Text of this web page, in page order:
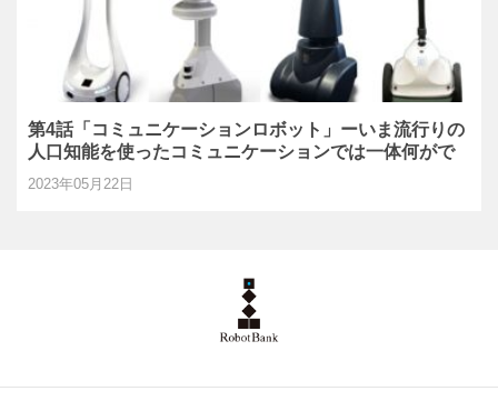
第4話「コミュニケーションロボット」ーいま流行りの
人口知能を使ったコミュニケーションでは一体何がで
きるの？ 正しく知識を整理してAIを活用しよう！
2023年05月22日